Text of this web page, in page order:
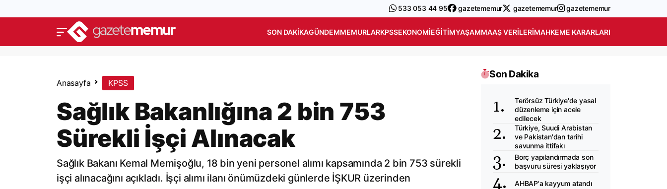
533 053 44 95 gazetememur gazetememur gazetememur
SON DAKIKAGÜNDEMMEMURLARKPSSEKONOMIEĞITIMYAŞAMMAAŞ VERILERIMAHKEME KARARLARI
Anasayfa KPSS
Sağlık Bakanlığına 2 bin 753
Sürekli İşçi Alınacak
Sağlık Bakanı Kemal Memişoğlu, 18 bin yeni personel alımı kapsamında 2 bin 753 sürekli
işçi alınacağını açıkladı. İşçi alımı ilanı önümüzdeki günlerde İŞKUR üzerinden
Son Dakika
Terörsüz Türkiye'de yasal
düzenleme için acele
edilecek
Türkiye, Suudi Arabistan
ve Pakistan'dan tarihi
savunma ittifakı
Borç yapılandırmada son
başvuru süresi yaklaşıyor
AHBAP'a kayyum atandı